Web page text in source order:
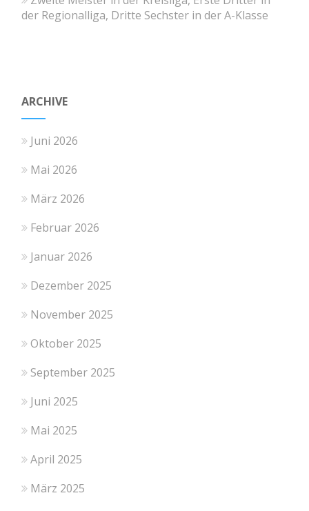
der Regionalliga, Dritte Sechster in der A-Klasse
ARCHIVE
Juni 2026
Mai 2026
März 2026
Februar 2026
Januar 2026
Dezember 2025
November 2025
Oktober 2025
September 2025
Juni 2025
Mai 2025
April 2025
März 2025